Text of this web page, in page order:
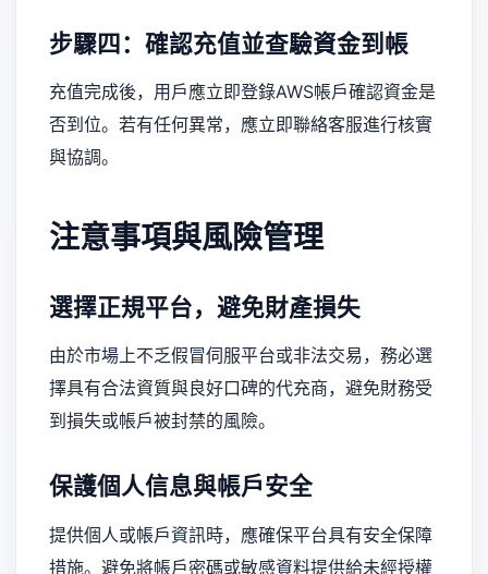
步驟四：確認充值並查驗資金到帳
充值完成後，用戶應立即登錄AWS帳戶確認資金是
否到位。若有任何異常，應立即聯絡客服進行核實
與協調。
注意事項與風險管理
選擇正規平台，避免財產損失
由於市場上不乏假冒伺服平台或非法交易，務必選
擇具有合法資質與良好口碑的代充商，避免財務受
到損失或帳戶被封禁的風險。
保護個人信息與帳戶安全
提供個人或帳戶資訊時，應確保平台具有安全保障
措施。避免將帳戶密碼或敏感資料提供給未經授權